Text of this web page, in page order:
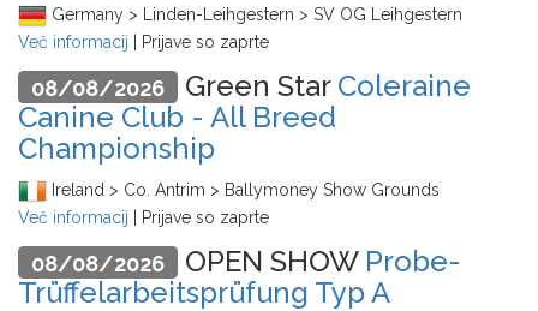
Germany > Linden-Leihgestern > SV OG Leihgestern
Več informacij
| Prijave so zaprte
08/08/2026 Green Star Coleraine
Canine Club - All Breed
Championship
Ireland > Co. Antrim > Ballymoney Show Grounds
Več informacij
| Prijave so zaprte
08/08/2026 OPEN SHOW Probe-
Trüffelarbeitsprüfung Typ A